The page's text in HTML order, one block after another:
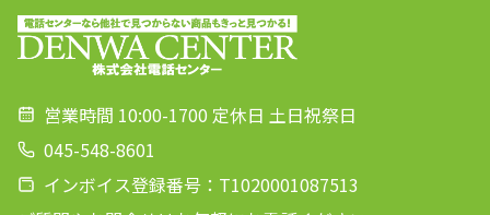
営業時間 10:00-1700 定休日 土日祝祭日
045-548-8601
インボイス登録番号：T1020001087513